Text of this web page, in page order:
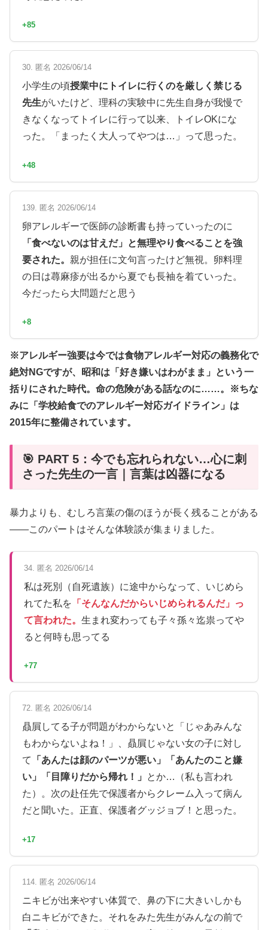
+85
30. 匿名 2026/06/14
小学生の頃授業中にトイレに行くのを厳しく禁じる
先生がいたけど、理科の実験中に先生自身が我慢で
きなくなってトイレに行って以来、トイレOKにな
った。「まったく大人ってやつは…」って思った。
+48
139. 匿名 2026/06/14
卵アレルギーで医師の診断書も持っていったのに
「食べないのは甘えだ」と無理やり食べることを強
要された。 親が担任に文句言ったけど無視。卵料理
の日は蕁麻疹が出るから夏でも長袖を着ていった。
今だったら大問題だと思う
+8
※アレルギー強要は今では食物アレルギー対応の義務化で
絶対NGですが、昭和は「好き嫌いはわがまま」という一
括りにされた時代。命の危険がある話なのに……。※ちな
みに「学校給食でのアレルギー対応ガイドライン」は
2015年に整備されています。
🎯 PART 5：今でも忘れられない…心に刺
さった先生の一言｜言葉は凶器になる
暴力よりも、むしろ言葉の傷のほうが長く残ることがある
——このパートはそんな体験談が集まりました。
34. 匿名 2026/06/14
私は死別（自死遺族）に途中からなって、いじめら
れてた私を 「そんなんだからいじめられるんだ」っ
て言われた。 生まれ変わっても子々孫々迄祟ってや
ると何時も思ってる
+77
72. 匿名 2026/06/14
贔屓してる子が問題がわからないと「じゃあみんな
もわからないよね！」、贔屓じゃない女の子に対し
て
「あんたは顔のパーツが悪い」「あんたのこと嫌
い」「目障りだから帰れ！」
とか…（私も言われ
た）。次の赴任先で保護者からクレーム入って病ん
だと聞いた。正直、保護者グッジョブ！と思った。
+17
114. 匿名 2026/06/14
ニキビが出来やすい体質で、鼻の下に大きいしかも
白ニキビができた。それをみた先生がみんなの前で